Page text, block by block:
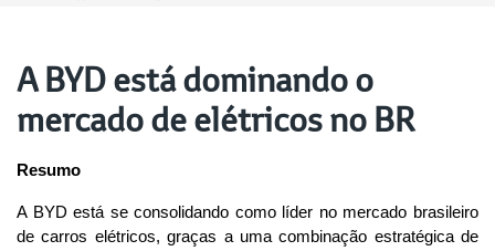
A BYD está dominando o
mercado de elétricos no BR
Resumo
A BYD está se consolidando como líder no mercado brasileiro
de carros elétricos, graças a uma combinação estratégica de